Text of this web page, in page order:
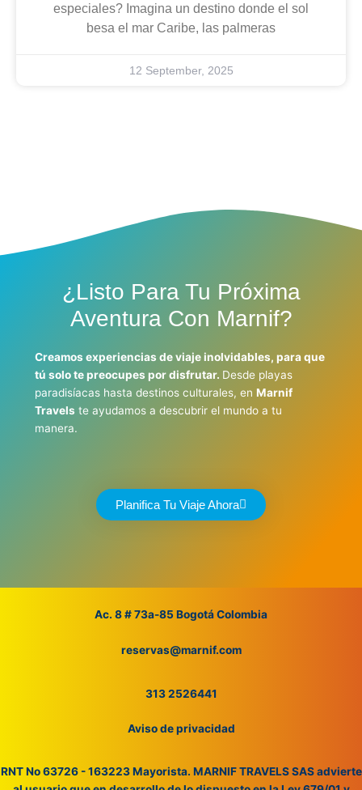
especiales? Imagina un destino donde el sol
besa el mar Caribe, las palmeras
12 September, 2025
¿Listo Para Tu Próxima
Aventura Con Marnif?
Creamos experiencias de viaje inolvidables, para que
tú solo te preocupes por disfrutar. Desde playas
paradisíacas hasta destinos culturales, en Marnif
Travels te ayudamos a descubrir el mundo a tu
manera.
Planifica Tu Viaje Ahora
Ac. 8 # 73a-85 Bogotá Colombia
reservas@marnif.com
313 2526441
Aviso de privacidad
RNT No 63726 - 163223 Mayorista. MARNIF TRAVELS SAS advierte